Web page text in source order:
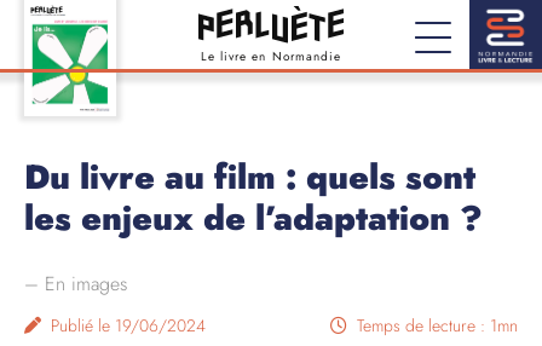
Le livre en Normandie
Du livre au film : quels sont
les enjeux de l’adaptation ?
– En images
Publié le 19/06/2024 Temps de lecture : 1mn